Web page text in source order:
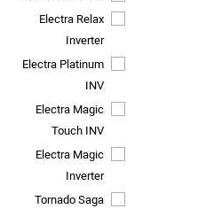
Electra Relax
Inverter
Electra Platinum
INV
Electra Magic
Touch INV
Electra Magic
Inverter
Tornado Saga